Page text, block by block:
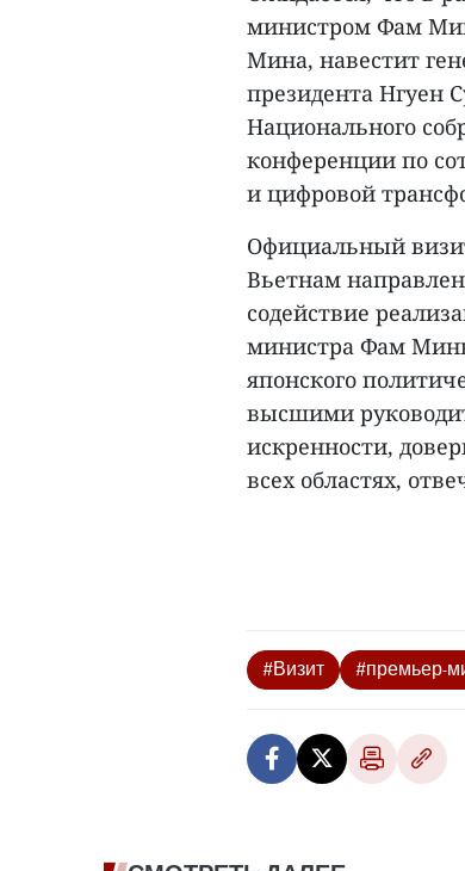
министром Фам
Мина, навестит
президента Нгуен
Национального
конференции по
и цифровой
Официальный
Вьетнам
содействие
министра Фам
японского
высшими
искренности,
всех областях,
#Визит #премьер-